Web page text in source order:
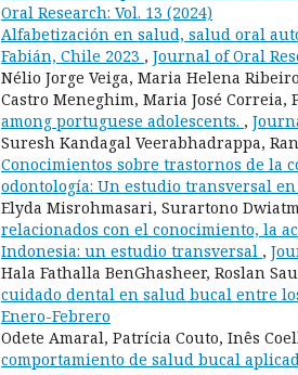
Oral Research: Vol. 13 (2024)
Alfabetización en salud, salud oral
Fabián, Chile 2023 , Journal of Oral
Nélio Jorge Veiga, Maria Helena
Castro Meneghim, Maria José Correia,
among portuguese adolescents. ,
Suresh Kandagal Veerabhadrappa,
Conocimientos sobre trastornos de la
odontología: Un estudio transversal
Elyda Misrohmasari, Surartono
relacionados con el conocimiento, la
Indonesia: un estudio transversal ,
Hala Fathalla BenGhasheer, Roslan
cuidado dental en salud bucal entre
Enero-Febrero
Odete Amaral, Patrícia Couto, Inês
comportamiento de salud bucal